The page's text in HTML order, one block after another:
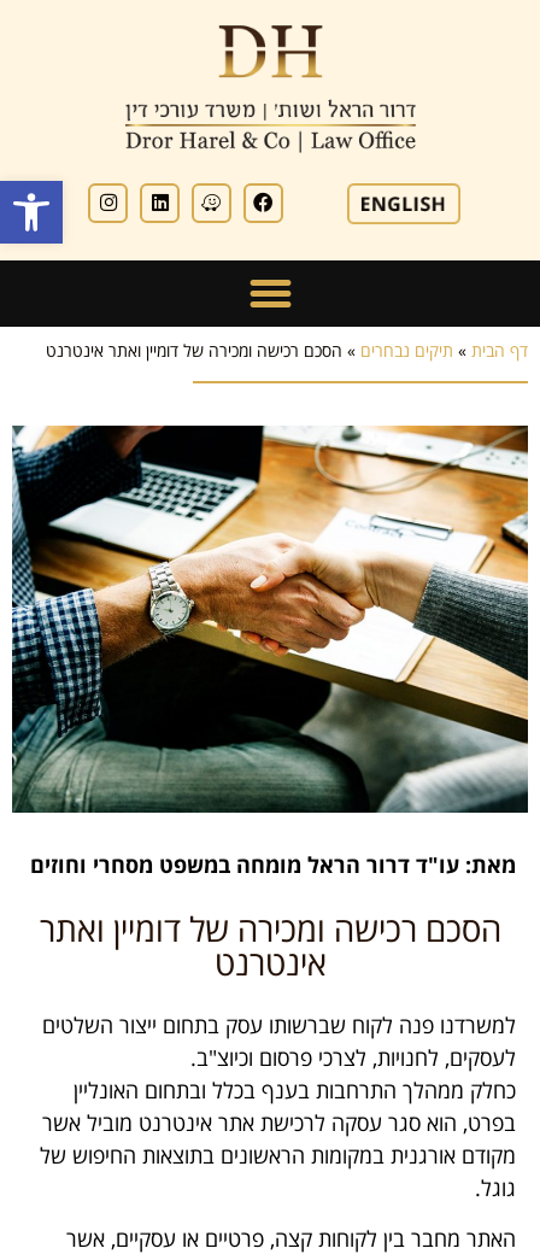
פתח
דף הבית » תיקים נבחרים » הסכם רכישה ומכירה של דומיין ואתר אינטרנט
מאת: עו"ד דרור הראל מומחה במשפט מסחרי וחוזים
הסכם רכישה ומכירה של דומיין ואתר
אינטרנט
למשרדנו פנה לקוח שברשותו עסק בתחום ייצור השלטים
לעסקים, לחנויות, לצרכי פרסום וכיוצ"ב.
כחלק ממהלך התרחבות בענף בכלל ובתחום האונליין
בפרט, הוא סגר עסקה לרכישת אתר אינטרנט מוביל אשר
מקודם אורגנית במקומות הראשונים בתוצאות החיפוש של
גוגל.
האתר מחבר בין לקוחות קצה, פרטיים או עסקיים, אשר